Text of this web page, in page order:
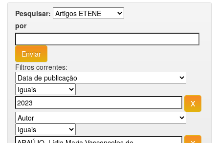
Pesquisar:
por
Filtros correntes: